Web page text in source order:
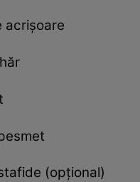
acrişoare
(opţional)